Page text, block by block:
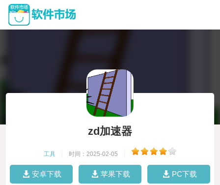
zd加速器
工具 时间：2025-02-05
安卓下载 苹果下载 PC下载